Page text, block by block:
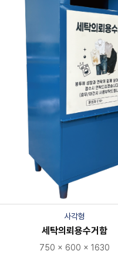
사각형
세탁의뢰용수거함
750 x 600 x 1630